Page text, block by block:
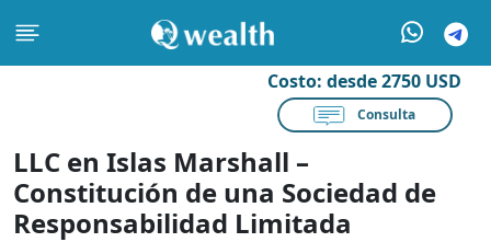
Costo: desde 2750 USD
Consulta
LLC en Islas Marshall –
Constitución de una Sociedad de
Responsabilidad Limitada